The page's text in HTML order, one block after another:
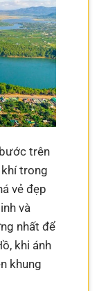
trên
trong
vẻ đẹp
và
nhất để
khi ánh
khung